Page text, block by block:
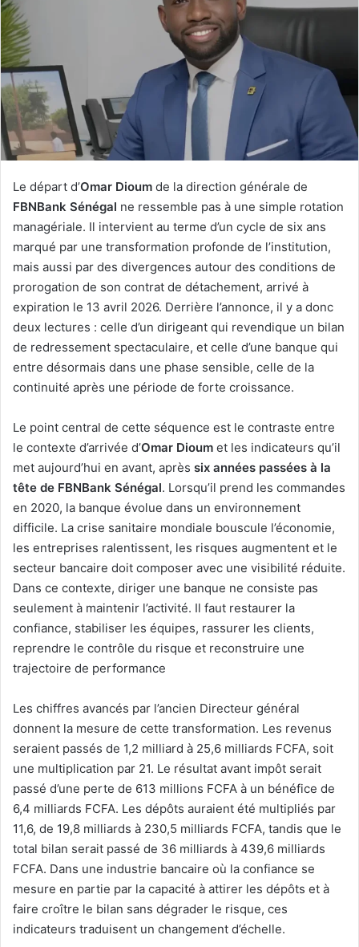
Le départ d’Omar Dioum de la direction générale de
FBNBank Sénégal ne ressemble pas à une simple rotation
managériale. Il intervient au terme d’un cycle de six ans
marqué par une transformation profonde de l’institution,
mais aussi par des divergences autour des conditions de
prorogation de son contrat de détachement, arrivé à
expiration le 13 avril 2026. Derrière l’annonce, il y a donc
deux lectures : celle d’un dirigeant qui revendique un bilan
de redressement spectaculaire, et celle d’une banque qui
entre désormais dans une phase sensible, celle de la
continuité après une période de forte croissance.
Le point central de cette séquence est le contraste entre
le contexte d’arrivée d’Omar Dioum et les indicateurs qu’il
met aujourd’hui en avant, après six années passées à la
tête de FBNBank Sénégal. Lorsqu’il prend les commandes
en 2020, la banque évolue dans un environnement
difficile. La crise sanitaire mondiale bouscule l’économie,
les entreprises ralentissent, les risques augmentent et le
secteur bancaire doit composer avec une visibilité réduite.
Dans ce contexte, diriger une banque ne consiste pas
seulement à maintenir l’activité. Il faut restaurer la
confiance, stabiliser les équipes, rassurer les clients,
reprendre le contrôle du risque et reconstruire une
trajectoire de performance
Les chiffres avancés par l’ancien Directeur général
donnent la mesure de cette transformation. Les revenus
seraient passés de 1,2 milliard à 25,6 milliards FCFA, soit
une multiplication par 21. Le résultat avant impôt serait
passé d’une perte de 613 millions FCFA à un bénéfice de
6,4 milliards FCFA. Les dépôts auraient été multipliés par
11,6, de 19,8 milliards à 230,5 milliards FCFA, tandis que le
total bilan serait passé de 36 milliards à 439,6 milliards
FCFA. Dans une industrie bancaire où la confiance se
mesure en partie par la capacité à attirer les dépôts et à
faire croître le bilan sans dégrader le risque, ces
indicateurs traduisent un changement d’échelle.